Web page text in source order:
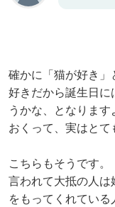
確かに「猫が好き
好きだから誕生日に
うかな、となりま
おくって、実はとて
こちらもそうです
言われて大抵の人
をもってくれてい